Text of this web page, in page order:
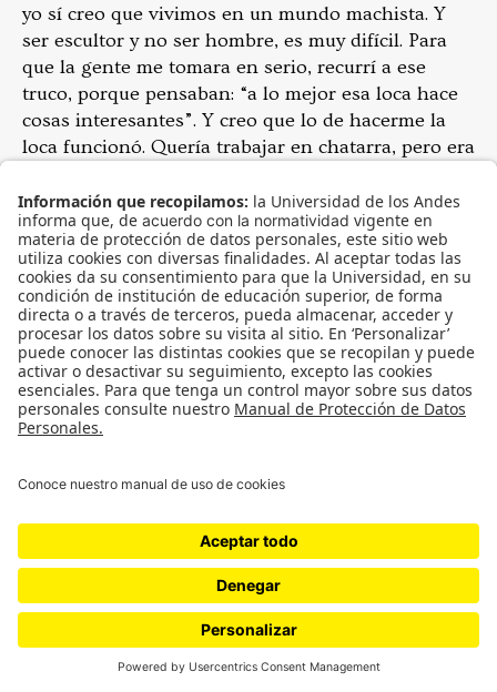
yo sí creo que vivimos en un mundo machista. Y
ser escultor y no ser hombre, es muy difícil. Para
que la gente me tomara en serio, recurrí a ese
truco, porque pensaban: “a lo mejor esa loca hace
cosas interesantes”. Y creo que lo de hacerme la
loca funcionó. Quería trabajar en chatarra, pero era
tenía. Un día encontré en la casa de Rogelio
Salmona un cuarto lleno de latas de Nescafé. Con
ellas hice mi primera exposición,Las chatarras, en
el Museo de Arte Moderno, el de Marta Traba.